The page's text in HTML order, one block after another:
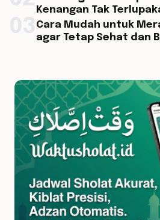
Kenangan Tak
Cara Mudah untuk
agar Tetap Sehat dan